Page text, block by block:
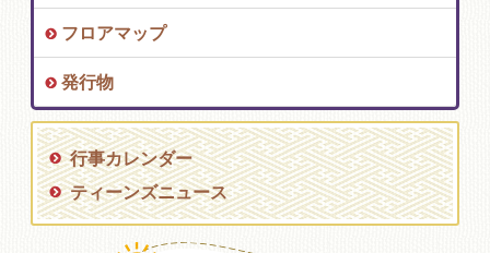
フロアマップ
発行物
行事カレンダー
ティーンズニュース